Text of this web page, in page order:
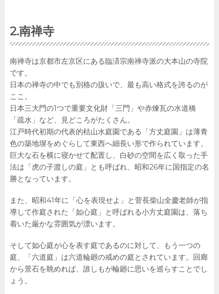
2.南禅寺
南禅寺は京都市左京区にある臨済宗南禅寺派の大本山の寺院
です。
日本の禅寺の中でも別格の扱いで、最も高い格式を誇るのが
ここ。
日本三大門の1つで重要文化財「三門」や赤煉瓦の水道橋
「疏水」など、見どころがたくさん。
江戸時代初期の代表的枯山水庭園である「方丈庭園」は薄青
色の築地塀をめぐらして東西へ細長い形で作られています。
巨大な石を横に寝かせて配置し、白砂の空間を広く取った手
法は「虎の子渡しの庭」とも呼ばれ、昭和26年に国指定の名
勝となっています。
また、昭和41年に「心を表現せよ」と菅長柴山全慶老師が指
導して作庭された「如心庭」と呼ばれる小方丈庭園は、落ち
着いた厳かな雰囲気が漂います。
そして如心庭が心を表す庭であるのに対して、もう一つの
庭、「六道庭」は六道輪廻の戒めの庭とされています。回廊
から景石を眺めれば、誰しもが輪廻に思いを巡らすことでし
ょう。